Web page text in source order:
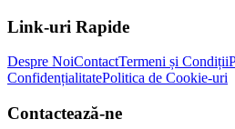
Link-uri Rapide
Despre NoiContactTermeni și Condiții
ConfidențialitatePolitica de Cookie-uri
Contactează-ne